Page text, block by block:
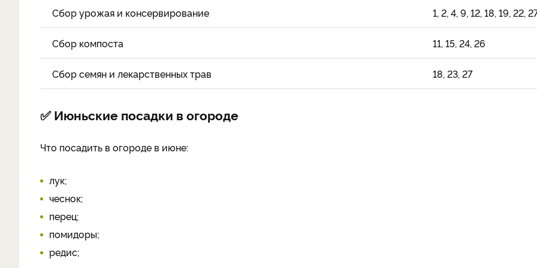
Сбор урожая и консервирование 1, 2, 4, 9, 12, 18, 19, 22,
Сбор компоста 11, 15, 24, 26
Сбор семян и лекарственных трав 18, 23, 27
✅ Июньские посадки в огороде
Что посадить в огороде в июне:
лук;
чеснок;
перец;
помидоры;
редис;